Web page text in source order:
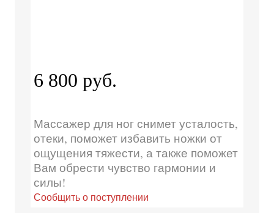
6 800 руб.
Массажер для ног снимет усталость,
отеки, поможет избавить ножки от
ощущения тяжести, а также поможет
Вам обрести чувство гармонии и
силы!
Сообщить о поступлении